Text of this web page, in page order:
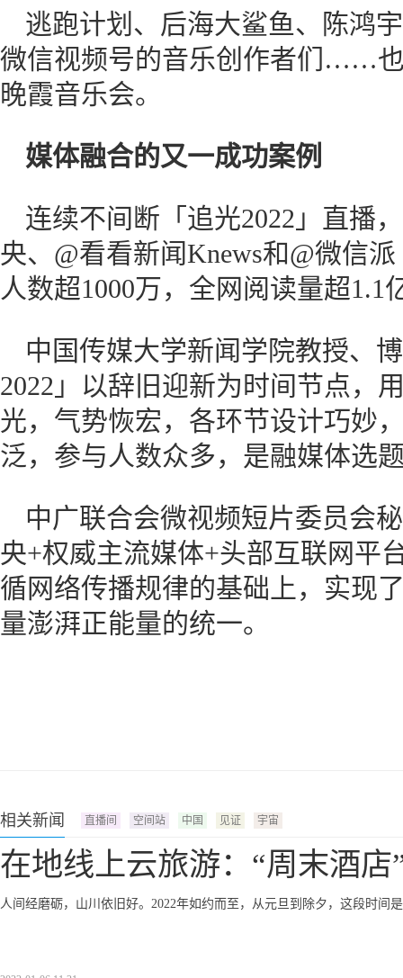
逃跑计划、后海大鲨鱼、陈鸿
微信视频号的音乐创作者们……
晚霞音乐会。
媒体融合的又一成功案例
连续不间断「追光2022」直播
央、@看看新闻Knews和@微信
人数超1000万，全网阅读量超
中国传媒大学新闻学院教授、
2022」以辞旧迎新为时间节点，
光，气势恢宏，各环节设计巧妙
泛，参与人数众多，是融媒体选
中广联合会微视频短片委员会
央+权威主流媒体+头部互联网平
循网络传播规律的基础上，实现
量澎湃正能量的统一。
相关新闻 直播间 空间站 中国 见证 宇宙
在地线上云旅游：“周末酒店
人间经磨砺，山川依旧好。2022年如约而至，从元旦到除夕，这段时间